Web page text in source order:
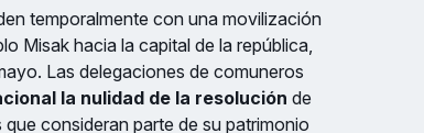
temporalmente con una movilización
Misak hacia la capital de la república,
Las delegaciones de comuneros
la nulidad de la resolución de
consideran parte de su patrimonio